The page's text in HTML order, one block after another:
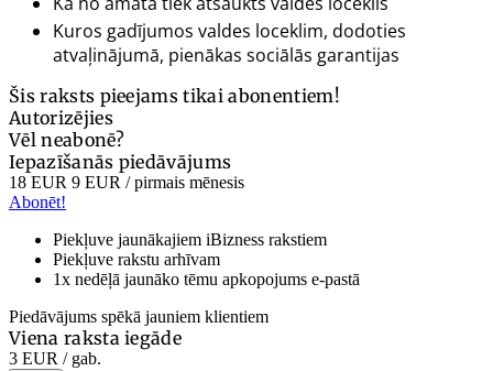
Kuros gadījumos valdes loceklim, dodoties
atvaļinājumā, pienākas sociālās garantijas
Šis raksts pieejams tikai abonentiem!
Autorizējies
Vēl neabonē?
Iepazīšanās piedāvājums
18 EUR 9 EUR / pirmais mēnesis
Abonēt!
Piekļuve jaunākajiem iBizness rakstiem
Piekļuve rakstu arhīvam
1x nedēļā jaunāko tēmu apkopojums e-pastā
Piedāvājums spēkā jauniem klientiem
Viena raksta iegāde
3 EUR / gab.